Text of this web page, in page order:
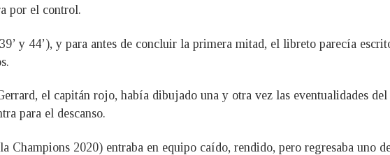
por el control.
y 44’), y para antes de concluir la primera mitad, el libreto parecía
el capitán rojo, había dibujado una y otra vez las eventualidades
para el descanso.
2020) entraba en equipo caído, rendido, pero regresaba uno